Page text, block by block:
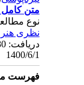
متن کامل[PDF 911 kb]
نوع مطالعه:
نظری هنر اسلامی
فهرست منابع